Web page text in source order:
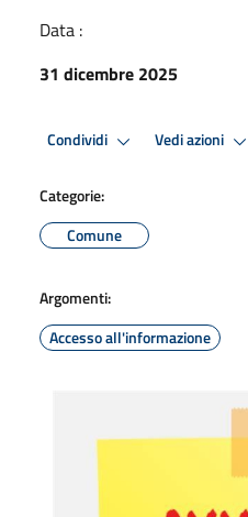
Data :
31 dicembre 2025
Condividi Vedi azioni
Categorie:
Comune
Argomenti:
Accesso all'informazione